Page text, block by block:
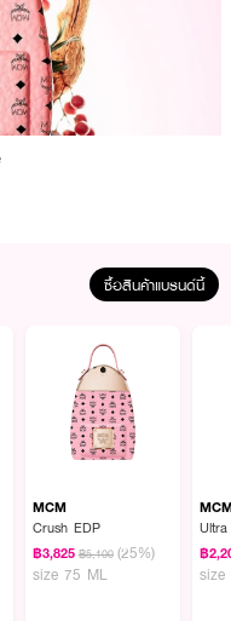
White Peony Infusion
Naturals Together™,
ซื้อสินค้าแบรนด์นี้
MCM
Crush EDP
฿3,825 ฿5,100 (25%)
size 75 ML
฿
size